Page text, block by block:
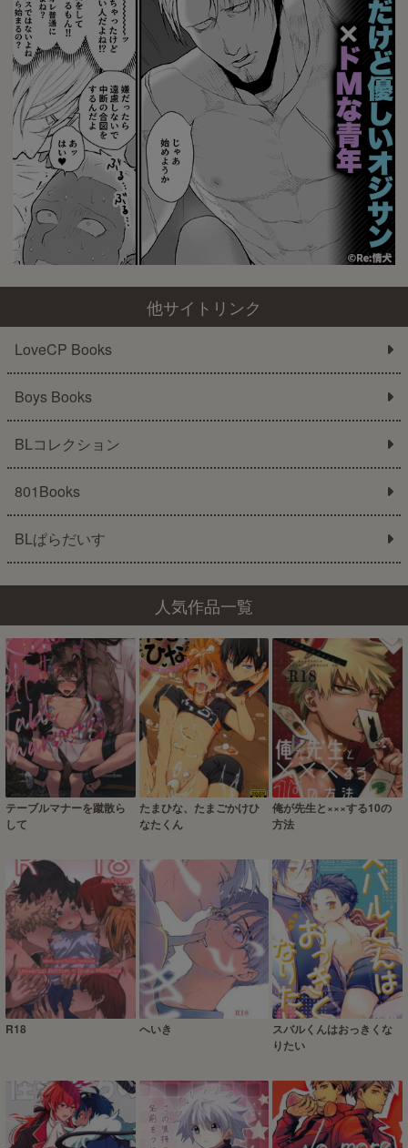
他サイトリンク
LoveCP Books
Boys Books
BLコレクション
801Books
BLぱらだいす
人気作品一覧
テーブルマナーを蹴散ら
して
たまひな、たまごかけひ
なたくん
俺が先生と×××する10の
方法
R18 へいき
スバルくんはおっきくな
りたい